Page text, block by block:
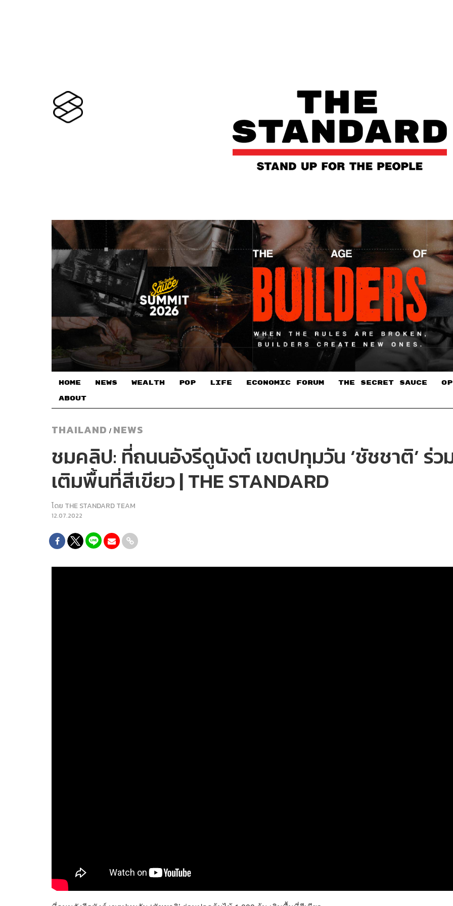
HOME NEWS WEALTH POP LIFE ECONOMIC FORUM THE SECRET SAUCE​
ABOUT
THAILAND / NEWS
ชมคลิป: ที่ถนนอังรีดูนังต์ เขตปทุมวัน ‘ชัชชาติ’ ร่
เติมพื้นที่สีเขียว | THE STANDARD
โดย THE STANDARD TEAM
12.07.2022